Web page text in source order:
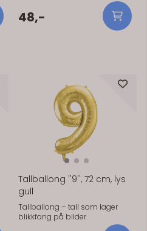
48,-
Tallballong ''9'', 72 cm, lys
gull
Tallballong – tall som lager
blikkfang på bilder.
På lager